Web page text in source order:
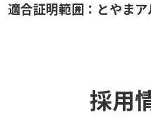
適合証明範囲：とやま
採用